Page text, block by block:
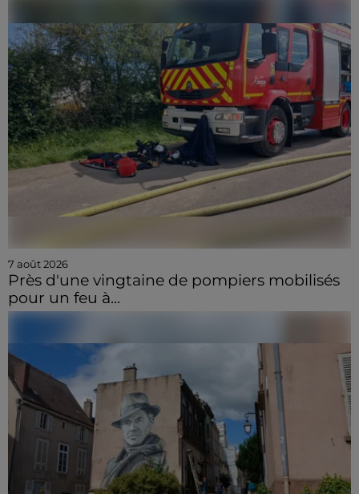
7 août 2026
Près d'une vingtaine de pompiers mobilisés
pour un feu à...